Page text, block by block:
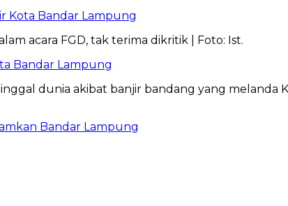
Kota Bandar Lampung
Bandar Lampung
Bandar Lampung